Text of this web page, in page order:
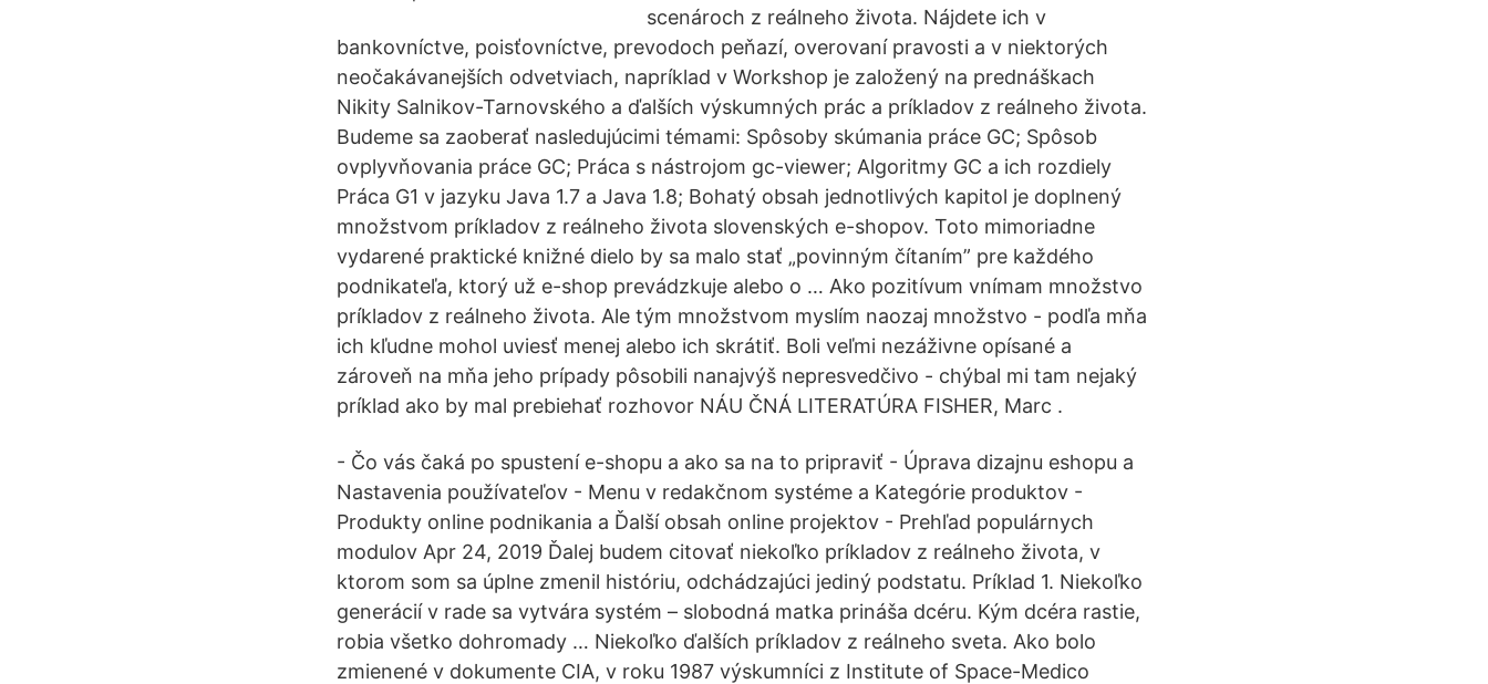
scenároch z reálneho života. Nájdete ich v
bankovníctve, poisťovníctve, prevodoch peňazí, overovaní pravosti a v niektorých
neočakávanejších odvetviach, napríklad v Workshop je založený na prednáškach
Nikity Salnikov-Tarnovského a ďalších výskumných prác a príkladov z reálneho života.
Budeme sa zaoberať nasledujúcimi témami: Spôsoby skúmania práce GC; Spôsob
ovplyvňovania práce GC; Práca s nástrojom gc-viewer; Algoritmy GC a ich rozdiely
Práca G1 v jazyku Java 1.7 a Java 1.8; Bohatý obsah jednotlivých kapitol je doplnený
množstvom príkladov z reálneho života slovenských e-shopov. Toto mimoriadne
vydarené praktické knižné dielo by sa malo stať „povinným čítaním” pre každého
podnikateľa, ktorý už e-shop prevádzkuje alebo o … Ako pozitívum vnímam množstvo
príkladov z reálneho života. Ale tým množstvom myslím naozaj množstvo - podľa mňa
ich kľudne mohol uviesť menej alebo ich skrátiť. Boli veľmi nezáživne opísané a
zároveň na mňa jeho prípady pôsobili nanajvýš nepresvedčivo - chýbal mi tam nejaký
príklad ako by mal prebiehať rozhovor NÁU ČNÁ LITERATÚRA FISHER, Marc .
- Čo vás čaká po spustení e-shopu a ako sa na to pripraviť - Úprava dizajnu eshopu a
Nastavenia používateľov - Menu v redakčnom systéme a Kategórie produktov -
Produkty online podnikania a Ďalší obsah online projektov - Prehľad populárnych
modulov Apr 24, 2019 Ďalej budem citovať niekoľko príkladov z reálneho života, v
ktorom som sa úplne zmenil históriu, odchádzajúci jediný podstatu. Príklad 1. Niekoľko
generácií v rade sa vytvára systém – slobodná matka prináša dcéru. Kým dcéra rastie,
robia všetko dohromady … Niekoľko ďalších príkladov z reálneho sveta. Ako bolo
zmienené v dokumente CIA, v roku 1987 výskumníci z Institute of Space-Medico